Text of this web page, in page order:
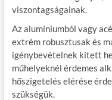
viszontagságainak.
Az alumíniumból vagy
extrém robusztusak és
igénybevételnek kitett
műhelyeknél érdemes
hőszigetelés elérése
szükségük.